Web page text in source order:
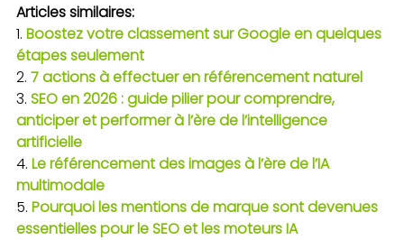
Articles similaires:
Boostez votre classement sur Google en quelques
étapes seulement
7 actions à effectuer en référencement naturel
SEO en 2026 : guide pilier pour comprendre,
anticiper et performer à l’ère de l’intelligence
artificielle
Le référencement des images à l’ère de l’IA
multimodale
Pourquoi les mentions de marque sont devenues
essentielles pour le SEO et les moteurs IA